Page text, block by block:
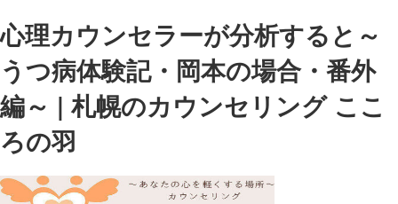
心理カウンセラーが分析すると～
うつ病体験記・岡本の場合・番外
編～ | 札幌のカウンセリング ここ
ろの羽